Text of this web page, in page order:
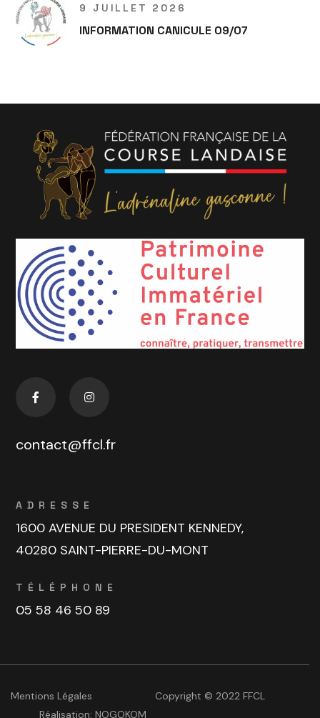
9 JUILLET 2026
INFORMATION CANICULE 09/07
contact@ffcl.fr
ADRESSE
1600 AVENUE DU PRESIDENT KENNEDY,
40280 SAINT-PIERRE-DU-MONT
TÉLÉPHONE
05 58 46 50 89
Mentions Légales
Copyright © 2022 FFCL
Réalisation: NOGOKOM